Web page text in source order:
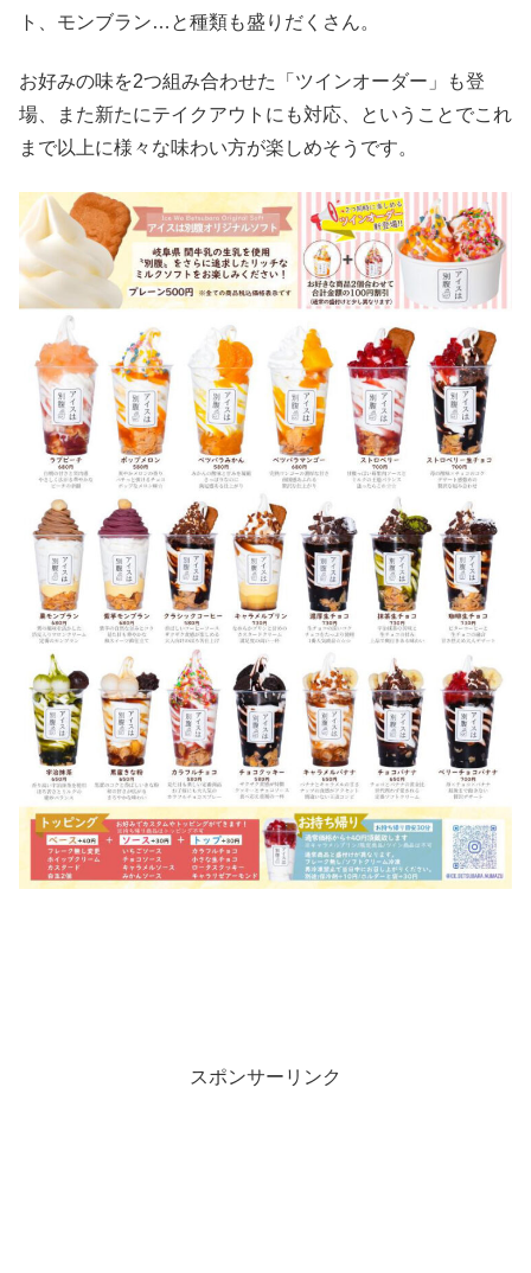
ト、モンブラン…と種類も盛りだくさん。
お好みの味を2つ組み合わせた「ツインオーダー」も登
場、また新たにテイクアウトにも対応、ということでこれ
まで以上に様々な味わい方が楽しめそうです。
スポンサーリンク